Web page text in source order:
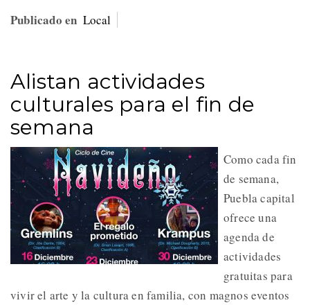
Publicado en Local
Alistan actividades
culturales para el fin de
semana
Como cada fin
de semana,
Puebla capital
ofrece una
agenda de
actividades
gratuitas para
vivir el arte y la cultura en familia, con magnos eventos